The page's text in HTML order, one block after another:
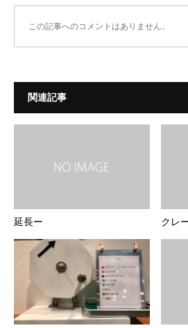
この記事へのコメントはありません。
関連記事
延長ー クレ